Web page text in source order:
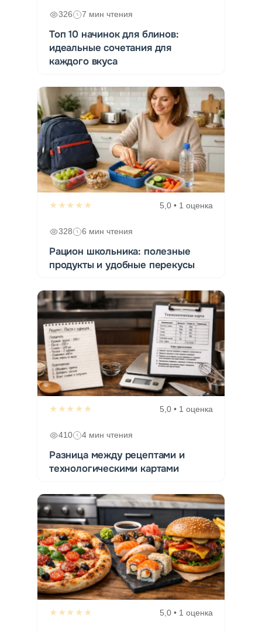
326 7 мин чтения
Топ 10 начинок для блинов:
идеальные сочетания для
каждого вкуса
★★★★★ 5,0 • 1 оценка
328 6 мин чтения
Рацион школьника: полезные
продукты и удобные перекусы
★★★★★ 5,0 • 1 оценка
410 4 мин чтения
Разница между рецептами и
технологическими картами
★★★★★ 5,0 • 1 оценка